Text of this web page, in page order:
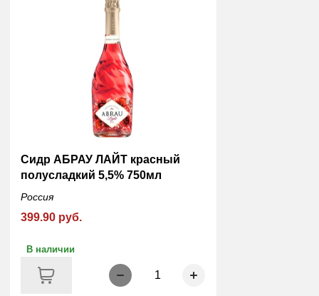
Сидр АБРАУ ЛАЙТ красный
полусладкий 5,5% 750мл
Россия
399.90 руб.
В наличии
1